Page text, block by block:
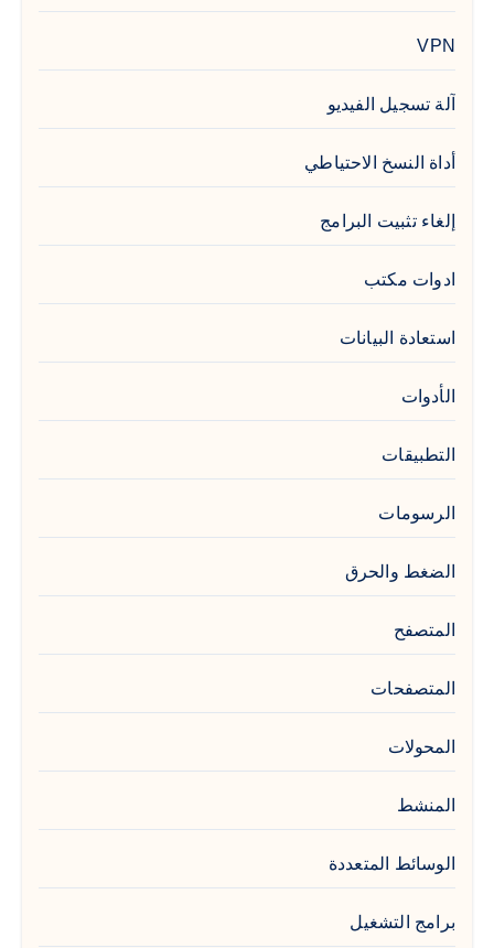
VPN
آلة تسجيل الفيديو
أداة النسخ الاحتياطي
إلغاء تثبيت البرامج
ادوات مكتب
استعادة البيانات
الأدوات
التطبيقات
الرسومات
الضغط والحرق
المتصفح
المتصفحات
المحولات
المنشط
الوسائط المتعددة
برامج التشغيل